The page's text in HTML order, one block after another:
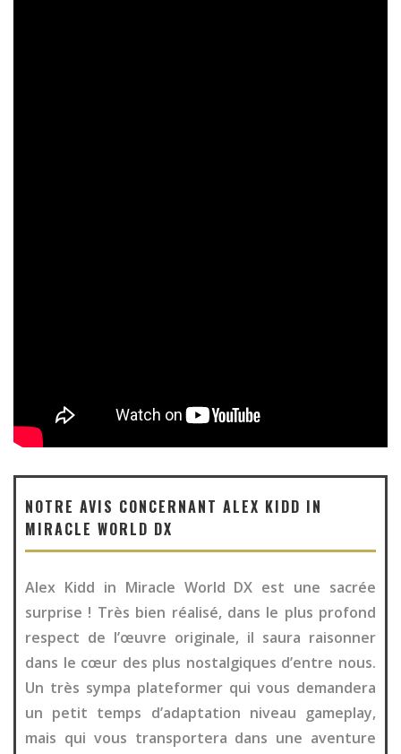
NOTRE AVIS CONCERNANT ALEX KIDD IN
MIRACLE WORLD DX
Alex Kidd in Miracle World DX est une sacrée
surprise ! Très bien réalisé, dans le plus profond
respect de l’œuvre originale, il saura raisonner
dans le cœur des plus nostalgiques d’entre nous.
Un très sympa plateformer qui vous demandera
un petit temps d’adaptation niveau gameplay,
mais qui vous transportera dans une aventure